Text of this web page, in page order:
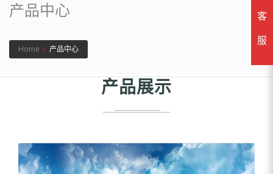
产品中心
Home › 产品中心
产品展示
客
服